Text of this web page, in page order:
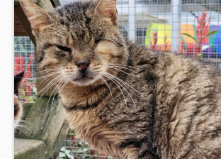
ADOPTER
NOUS AIDER
CONTACT
BOUTIQUE